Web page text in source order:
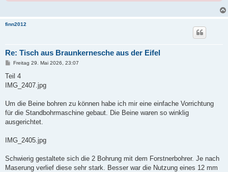
finn2012
Re: Tisch aus Braunkernesche aus der Eifel
B
i
r
Freitag 29. Mai 2026, 23:07
Teil 4
IMG_2407.jpg
Um die Beine bohren zu können habe ich mir eine einfache Vorrichtung
für die Standbohrmaschine gebaut. Die Beine waren so winklig
ausgerichtet.
IMG_2405.jpg
Schwierig gestaltete sich die 2 Bohrung mit dem Forstnerbohrer. Je nach
Maserung verlief diese sehr stark. Besser war die Nutzung eines 12 mm